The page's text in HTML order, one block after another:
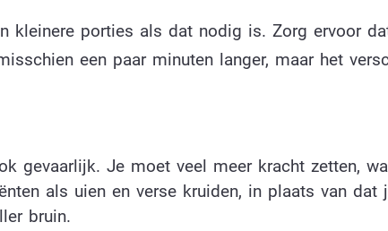
kleinere porties als dat nodig is. Zorg ervoor
een paar minuten langer, maar het
gevaarlijk. Je moet veel meer kracht zetten,
als uien en verse kruiden, in plaats van dat
bruin.